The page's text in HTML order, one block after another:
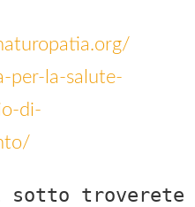
per-la-salute-
di-
sotto